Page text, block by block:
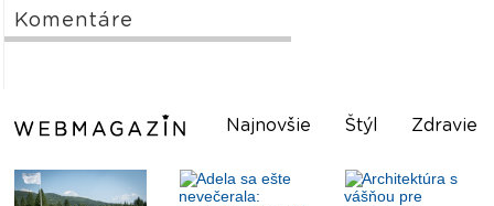
Komentáre
Najnovšie Štýl Zdravie